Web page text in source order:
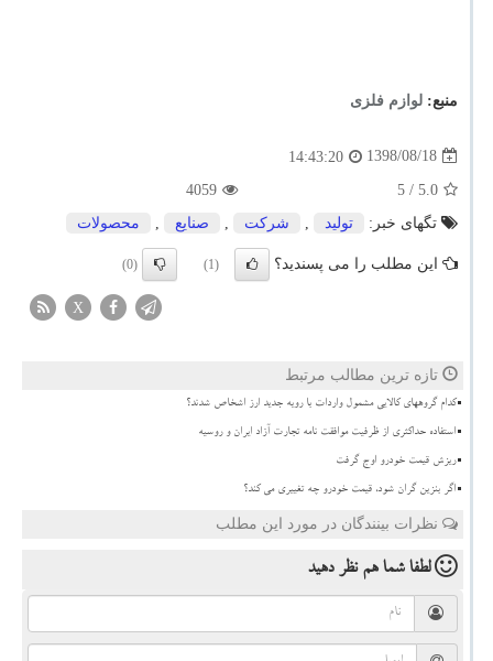
منبع: لوازم فلزی
1398/08/18
14:43:20
5.0
/ 5
4059
تگهای خبر:
تولید , شركت , صنایع , محصولات
این مطلب را می پسندید؟ (1)
(0)
X
تازه ترین مطالب مرتبط
کدام گروههای کالایی مشمول واردات با رویه جدید ارز اشخاص شدند؟
استفاده حداکثری از ظرفیت موافقت نامه تجارت آزاد ایران و روسیه
ریزش قیمت خودرو اوج گرفت
اگر بنزین گران شود، قیمت خودرو چه تغییری می کند؟
نظرات بینندگان در مورد این مطلب
لطفا شما همنظر دهید